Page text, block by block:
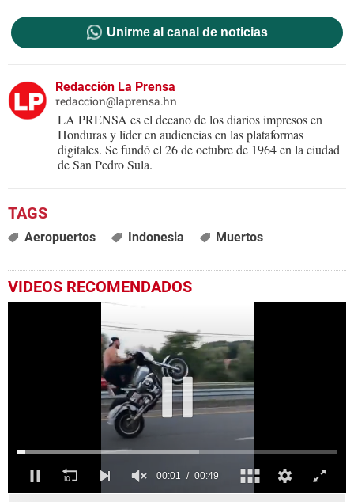
Unirme al canal de noticias
Redacción La Prensa
redaccion@laprensa.hn
LA PRENSA es el decano de los diarios impresos en
Honduras y líder en audiencias en las plataformas
digitales. Se fundó el 26 de octubre de 1964 en la ciudad
de San Pedro Sula.
Aeropuertos Indonesia Muertos
VIDEOS RECOMENDADOS